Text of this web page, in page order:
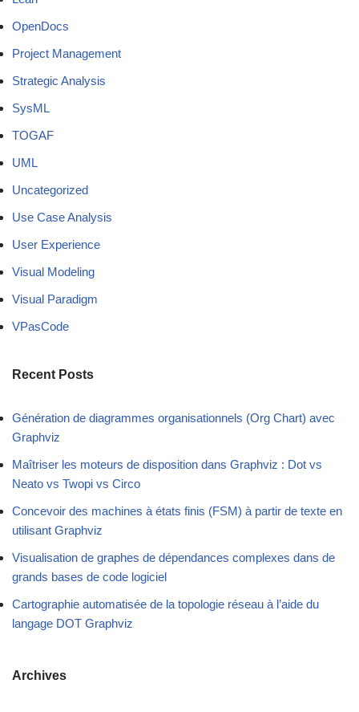
OpenDocs
Project Management
Strategic Analysis
SysML
TOGAF
UML
Uncategorized
Use Case Analysis
User Experience
Visual Modeling
Visual Paradigm
VPasCode
Recent Posts
Génération de diagrammes organisationnels (Org Chart) avec
Graphviz
Maîtriser les moteurs de disposition dans Graphviz : Dot vs
Neato vs Twopi vs Circo
Concevoir des machines à états finis (FSM) à partir de texte en
utilisant Graphviz
Visualisation de graphes de dépendances complexes dans de
grands bases de code logiciel
Cartographie automatisée de la topologie réseau à l’aide du
langage DOT Graphviz
Archives